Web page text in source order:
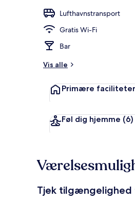
Lufthavnstransport
Gratis Wi-Fi
Bar
Vis alle
Primære faciliteter
Føl dig hjemme (6)
Tjek tilgængelighed